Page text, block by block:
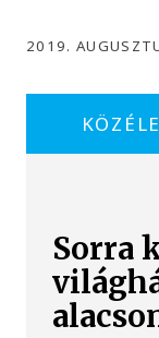
2019.
Sorra